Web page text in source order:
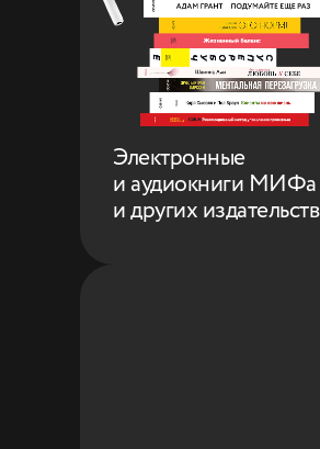
Электронные
и аудиокниги МИФа
и других издательств